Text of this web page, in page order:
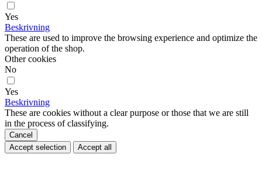
Yes
Beskrivning
These are used to improve the browsing experience and optimize the
operation of the shop.
Other cookies
No
Yes
Beskrivning
These are cookies without a clear purpose or those that we are still
in the process of classifying.
Cancel
Accept selection
Accept all